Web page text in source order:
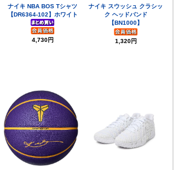
ナイキ NBA BOS Tシャツ
【DR6364-102】ホワイト
4,730円
ナイキ スウッシュ クラシッ
ク ヘッドバンド
【BN1000】
1,320円